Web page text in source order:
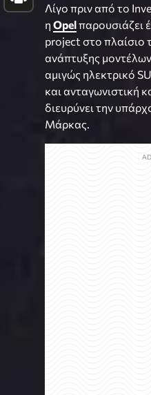
Λίγο πριν από το
η Opelπαρουσιάζει
project στο πλαίσιο
ανάπτυξης
αμιγώς ηλεκτρικό
και ανταγωνιστική
διευρύνει την
Μάρκας.